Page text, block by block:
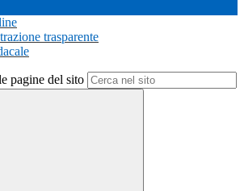
trasparente
pagine del sito